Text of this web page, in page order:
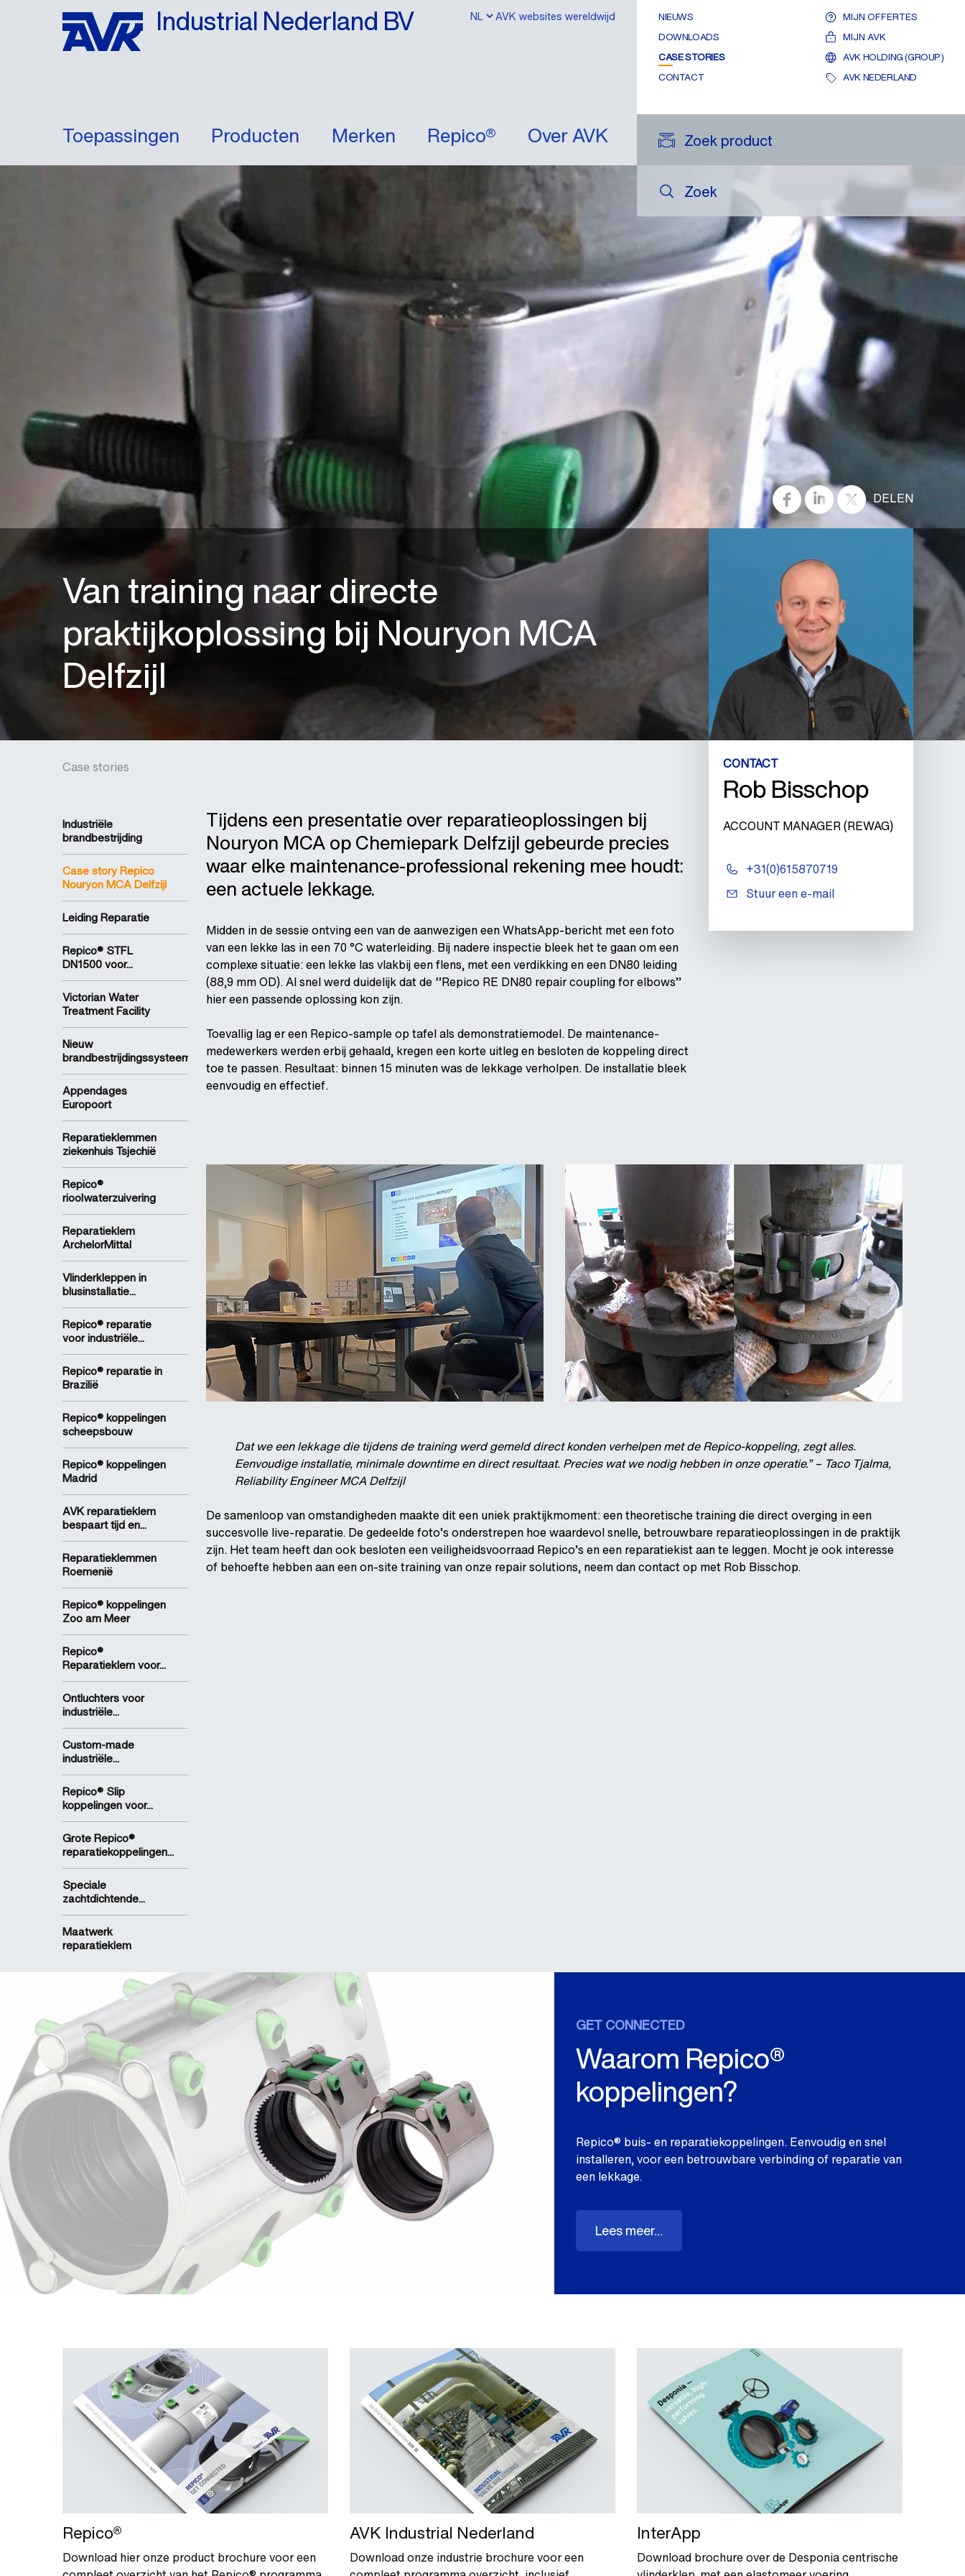
Industrial Nederland BV
Toepassingen Producten Merken Repico® Over AVK
Zoek
Zoek product
NIEUWS
DOWNLOADS
CASE STORIES
CONTACT
MIJN OFFERTES
MIJN AVK
AVK HOLDING (GROUP)
AVK NEDERLAND
AVK websites wereldwijd
Case stories
DELEN
Industriële
brandbestrijding
Case story Repico
Nouryon MCA Delfzijl
Leiding Reparatie
Repico® STFL
DN1500 voor...
Victorian Water
Treatment Facility
Nieuw
brandbestrijdingssysteem...
Appendages
Europoort
Reparatieklemmen
ziekenhuis Tsjechië
Repico®
rioolwaterzuivering
Reparatieklem
ArchelorMittal
Vlinderkleppen in
blusinstallatie...
Repico® reparatie
voor industriële...
Repico® reparatie in
Brazilië
Repico® koppelingen
scheepsbouw
Repico® koppelingen
Madrid
AVK reparatieklem
bespaart tijd en...
Reparatieklemmen
Roemenië
Repico® koppelingen
Zoo am Meer
Repico®
Reparatieklem voor...
Ontluchters voor
industriële...
Custom-made
industriële...
Repico® Slip
koppelingen voor...
Grote Repico®
reparatiekoppelingen...
Speciale
zachtdichtende...
Maatwerk
reparatieklem
Van training naar directe
praktijkoplossing bij Nouryon MCA
Delfzijl
CONTACT
Rob Bisschop
ACCOUNT MANAGER (REWAG)
+31(0)615870719
Stuur een e-mail
Tijdens een presentatie over reparatieoplossingen bij
Nouryon MCA op Chemiepark Delfzijl gebeurde precies
waar elke maintenance-professional rekening mee houdt:
een actuele lekkage.
Midden in de sessie ontving een van de aanwezigen een WhatsApp-bericht met een foto
van een lekke las in een 70 °C waterleiding. Bij nadere inspectie bleek het te gaan om een
complexe situatie: een lekke las vlakbij een flens, met een verdikking en een DN80 leiding
(88,9 mm OD). Al snel werd duidelijk dat de ‘’Repico RE DN80 repair coupling for elbows’’
hier een passende oplossing kon zijn.
Toevallig lag er een Repico-sample op tafel als demonstratiemodel. De maintenance-
medewerkers werden erbij gehaald, kregen een korte uitleg en besloten de koppeling direct
toe te passen. Resultaat: binnen 15 minuten was de lekkage verholpen. De installatie bleek
eenvoudig en effectief.
Dat we een lekkage die tijdens de training werd gemeld direct konden verhelpen met de Repico-koppeling, zegt alles.
Eenvoudige installatie, minimale downtime en direct resultaat. Precies wat we nodig hebben in onze operatie.” – Taco Tjalma,
Reliability Engineer MCA Delfzijl
De samenloop van omstandigheden maakte dit een uniek praktijkmoment: een theoretische training die direct overging in een
succesvolle live-reparatie. De gedeelde foto’s onderstrepen hoe waardevol snelle, betrouwbare reparatieoplossingen in de praktijk
zijn. Het team heeft dan ook besloten een veiligheidsvoorraad Repico’s en een reparatiekist aan te leggen. Mocht je ook interesse
of behoefte hebben aan een on-site training van onze repair solutions, neem dan contact op met Rob Bisschop.
GET CONNECTED
Waarom Repico®
koppelingen?
Repico® buis- en reparatiekoppelingen. Eenvoudig en snel
installeren, voor een betrouwbare verbinding of reparatie van
een lekkage.
Lees meer...
Repico®
Download hier onze product brochure voor een
AVK Industrial Nederland
Download onze industrie brochure voor een
InterApp
Download brochure over de Desponia centrische